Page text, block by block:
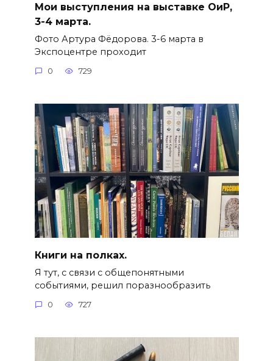
Мои выступления на выставке ОиР,
3-4 марта.
Фото Артура Фёдорова. 3-6 марта в
Экспоцентре проходит
0 729
Книги на полках.
Я тут, с связи с общепонятными
событиями, решил поразнообразить
0 727